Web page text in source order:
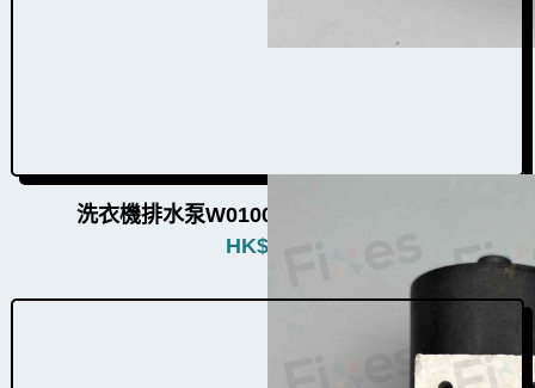
洗衣機排水泵W010008（3個品牌通用）
HK$